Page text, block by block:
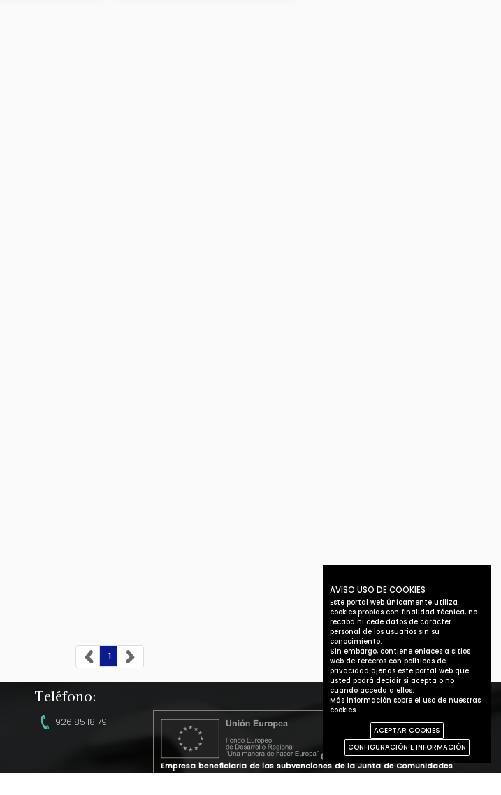
1
Teléfono:
926 85 18 79
Empresa beneficiaria de las subvenciones de la Junta de Comunidades
AVISO USO DE COOKIES
Este portal web únicamente utiliza
cookies propias con finalidad técnica, no
recaba ni cede datos de carácter
personal de los usuarios sin su
conocimiento.
Sin embargo, contiene enlaces a sitios
web de terceros con políticas de
privacidad ajenas este portal web que
usted podrá decidir si acepta o no
cuando acceda a ellos.
Más información sobre el uso de nuestras
cookies.
ACEPTAR COOKIES
CONFIGURACIÓN E INFORMACIÓN